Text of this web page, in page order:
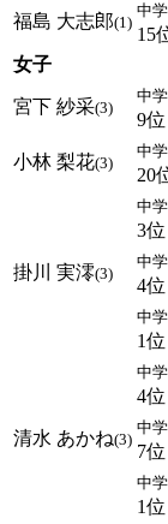
福島 大志郎(1)
中
15
女子
宮下 紗采(3)
中
9位
小林 梨花(3)
中
20
掛川 実澪(3)
中
3位
中
4位
中
1
清水 あかね(3)
中
4位
中
7
中
1